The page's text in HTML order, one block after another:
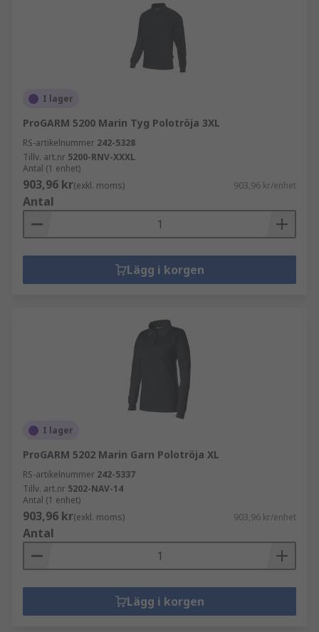
I lager
ProGARM 5200 Marin Tyg Polotröja 3XL
RS-artikelnummer 242-5328
Tillv. art.nr 5200-RNV-XXXL
Antal (1 enhet)
903,96 kr(exkl. moms) 903,96 kr/enhet
Antal
Lägg i korgen
I lager
ProGARM 5202 Marin Garn Polotröja XL
RS-artikelnummer 242-5337
Tillv. art.nr 5202-NAV-14
Antal (1 enhet)
903,96 kr(exkl. moms) 903,96 kr/enhet
Antal
Lägg i korgen